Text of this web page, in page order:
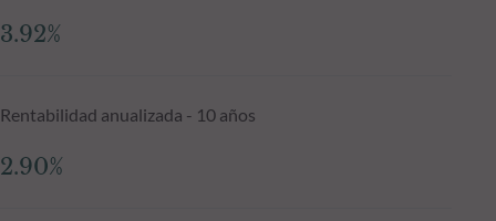
3.92%
Rentabilidad anualizada - 10 años
2.90%